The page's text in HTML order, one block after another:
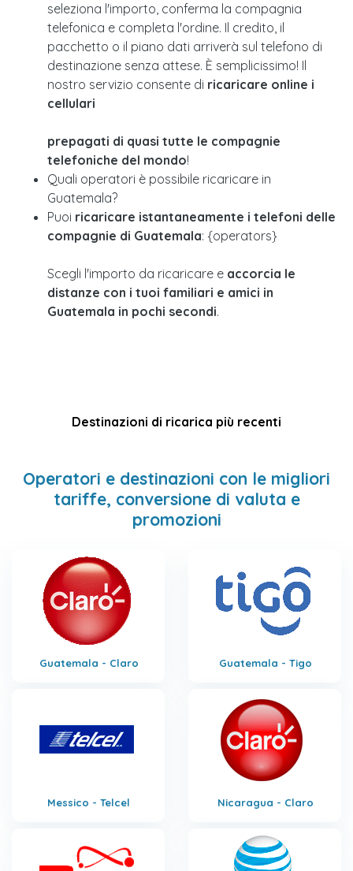
seleziona l'importo, conferma la compagnia
telefonica e completa l'ordine. Il credito, il
pacchetto o il piano dati arriverà sul telefono di
destinazione senza attese. È semplicissimo! Il
nostro servizio consente di ricaricare online i
cellulari
prepagati di quasi tutte le compagnie
telefoniche del mondo!
Quali operatori è possibile ricaricare in
Guatemala?
Puoi ricaricare istantaneamente i telefoni delle
compagnie di Guatemala: {operators}
Scegli l'importo da ricaricare e accorcia le
distanze con i tuoi familiari e amici in
Guatemala in pochi secondi.
Destinazioni di ricarica più recenti
Operatori e destinazioni con le migliori
tariffe, conversione di valuta e
promozioni
Guatemala - Claro Guatemala - Tigo
Messico - Telcel Nicaragua - Claro